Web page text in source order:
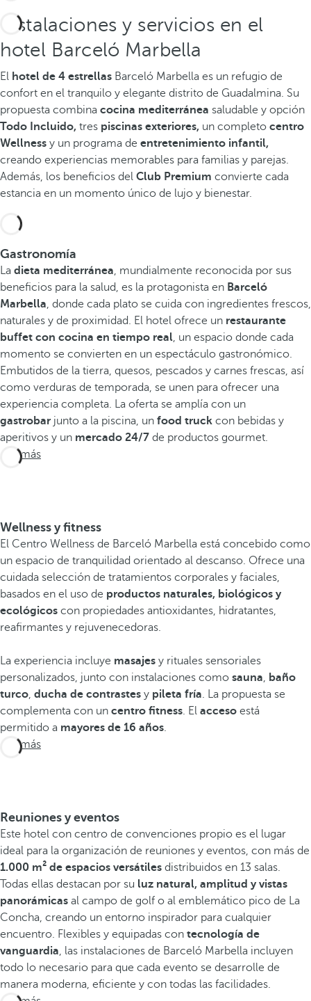
Instalaciones y servicios en el
hotel Barceló Marbella
El hotel de 4 estrellas Barceló Marbella es un refugio de
confort en el tranquilo y elegante distrito de Guadalmina. Su
propuesta combina cocina mediterránea saludable y opción
Todo Incluido, tres piscinas exteriores, un completo centro
Wellness y un programa de entretenimiento infantil,
creando experiencias memorables para familias y parejas.
Además, los beneficios del Club Premium convierte cada
estancia en un momento único de lujo y bienestar.
Gastronomía
La dieta mediterránea, mundialmente reconocida por sus
beneficios para la salud, es la protagonista en Barceló
Marbella, donde cada plato se cuida con ingredientes frescos,
naturales y de proximidad. El hotel ofrece un restaurante
buffet con cocina en tiempo real, un espacio donde cada
momento se convierten en un espectáculo gastronómico.
Embutidos de la tierra, quesos, pescados y carnes frescas, así
como verduras de temporada, se unen para ofrecer una
experiencia completa. La oferta se amplía con un
gastrobar junto a la piscina, un food truck con bebidas y
aperitivos y un mercado 24/7 de productos gourmet.
Ver más
Wellness y fitness
El Centro Wellness de Barceló Marbella está concebido como
un espacio de tranquilidad orientado al descanso. Ofrece una
cuidada selección de tratamientos corporales y faciales,
basados en el uso de productos naturales, biológicos y
ecológicos con propiedades antioxidantes, hidratantes,
reafirmantes y rejuvenecedoras.
La experiencia incluye masajes y rituales sensoriales
personalizados, junto con instalaciones como sauna, baño
turco, ducha de contrastes y pileta fría. La propuesta se
complementa con un centro fitness. El acceso está
permitido a mayores de 16 años.
Ver más
Reuniones y eventos
Este hotel con centro de convenciones propio es el lugar
ideal para la organización de reuniones y eventos, con más de
1.000 m² de espacios versátiles distribuidos en 13 salas.
Todas ellas destacan por su luz natural, amplitud y vistas
panorámicas al campo de golf o al emblemático pico de La
Concha, creando un entorno inspirador para cualquier
encuentro. Flexibles y equipadas con tecnología de
vanguardia, las instalaciones de Barceló Marbella incluyen
todo lo necesario para que cada evento se desarrolle de
manera moderna, eficiente y con todas las facilidades.